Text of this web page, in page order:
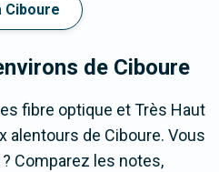
Ciboure
de Ciboure
fibre optique et Très Haut
alentours de Ciboure. Vous
Comparez les notes,